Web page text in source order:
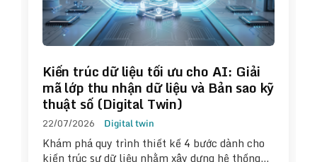
Kiến trúc dữ liệu tối ưu cho AI: Giải
mã lớp thu nhận dữ liệu và Bản sao kỹ
thuật số (Digital Twin)
22/07/2026 Digital twin
Khám phá quy trình thiết kế 4 bước dành cho
kiến trúc sư dữ liệu nhằm xây dựng hệ thống…